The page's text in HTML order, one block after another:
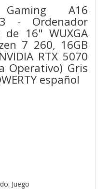
A16
- Ordenador
16" WUXGA
7 260, 16GB
RTX 5070
Operativo) Gris
español
Juego